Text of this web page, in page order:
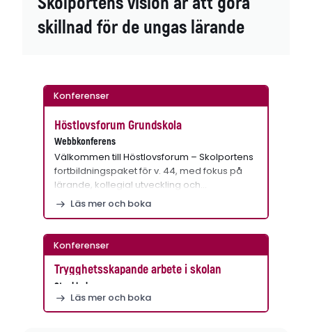
skillnad för de ungas lärande
Konferenser
Höstlovsforum Grundskola
Webbkonferens
Välkommen till Höstlovsforum – Skolportens
fortbildningspaket för v. 44, med fokus på
lärande, kollegial utveckling och…
Läs mer och boka
Konferenser
Trygghetsskapande arbete i skolan
Stockholm
Läs mer och boka